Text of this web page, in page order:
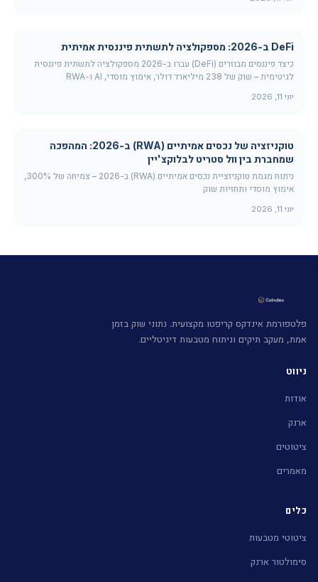
DeFi ב-2026: מספקולציה לתשתית פיננסית אמיתית
כיצד פיננסים מבוזרים (DeFi) עברו ב-2026 מספקולציה לתשתית פיננסית
לגיטימית – שוק של 238 מיליארד דולר, אימוץ מוסדי, AI ו-RWA
יוני 11, 2026
טוקניזציה של נכסים אמיתיים (RWA) ב-2026: המהפכה
שמחברת בין וול סטריט לבלוקצ'יין
ניתוח מגמת טוקניזציית נכסים אמיתיים (RWA) ב-2026 – צמיחה של 300%,
אימוץ מוסדי ותחזיות שוק
יוני 11, 2026
פלטפורמת אינדקס קריפטו מקצועית. נתוני שוק בזמן
אמת, מעקב תיקים וניתוח מטבעות דיגיטליים.
ניווט
אודות
ארנק
ציטוטים
מאמרים
כלים
ציטוטי מטבעות
סימולטור ארנק